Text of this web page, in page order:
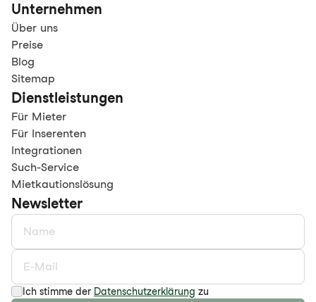
Unternehmen
Über uns
Preise
Blog
Sitemap
Dienstleistungen
Für Mieter
Für Inserenten
Integrationen
Such-Service
Mietkautionslösung
Newsletter
Ich stimme der Datenschutzerklärung zu